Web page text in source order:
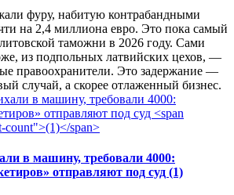
фуру, набитую контрабандными
на 2,4 миллиона евро. Это пока самый
таможни в 2026 году. Сами
из подпольных латвийских цехов, —
правоохранители. Это задержание —
случай, а скорее отлаженный бизнес.
в машину, требовали 4000:
отправляют под суд (1)